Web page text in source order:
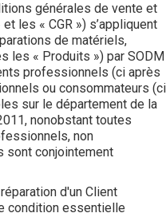
générales de vente et
les « CGR ») s’appliquent
de matériels,
les « Produits ») par SODM
professionnels (ci après
ou consommateurs (ci
sur le département de la
nonobstant toutes
non
sont conjointement
d'un Client
condition essentielle